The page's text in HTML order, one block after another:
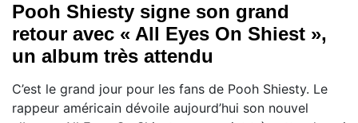
Pooh Shiesty signe son grand
retour avec « All Eyes On Shiest »,
un album très attendu
C’est le grand jour pour les fans de Pooh Shiesty. Le
rappeur américain dévoile aujourd’hui son nouvel